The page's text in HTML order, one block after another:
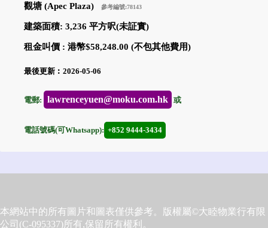
觀塘 (Apec Plaza) 參考編號:78143
建築面積: 3,236 平方呎(未証實)
租金叫價 : 港幣$58,248.00 (不包其他費用)
最後更新︰2026-05-06
電郵: lawrenceyuen@moku.com.hk 或
電話號碼(可Whatsapp): +852 9444-3434
本網站中的所有圖片和圖表僅供參考。版權屬©大睦物業行有限
公司(C-095337)所有,保留所有權利。